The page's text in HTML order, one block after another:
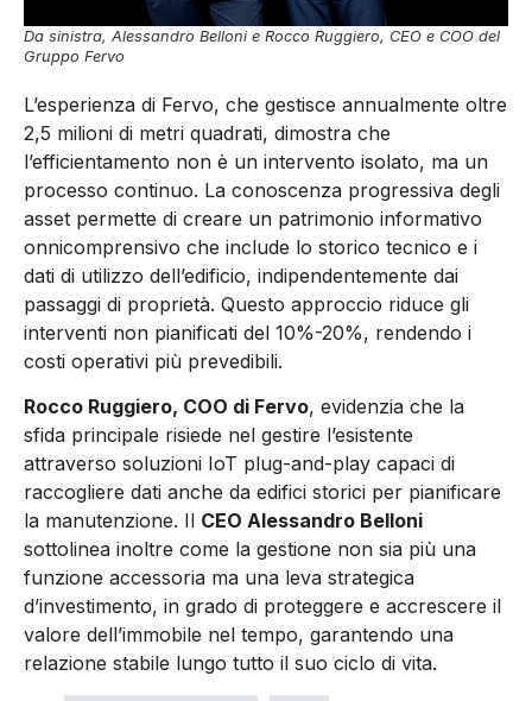
Da sinistra, Alessandro Belloni e Rocco Ruggiero, CEO e COO del
Gruppo Fervo
L’esperienza di Fervo, che gestisce annualmente oltre
2,5 milioni di metri quadrati, dimostra che
l’efficientamento non è un intervento isolato, ma un
processo continuo. La conoscenza progressiva degli
asset permette di creare un patrimonio informativo
onnicomprensivo che include lo storico tecnico e i
dati di utilizzo dell’edificio, indipendentemente dai
passaggi di proprietà. Questo approccio riduce gli
interventi non pianificati del 10%-20%, rendendo i
costi operativi più prevedibili.
Rocco Ruggiero, COO di Fervo, evidenzia che la
sfida principale risiede nel gestire l’esistente
attraverso soluzioni IoT plug-and-play capaci di
raccogliere dati anche da edifici storici per pianificare
la manutenzione. Il CEO Alessandro Belloni
sottolinea inoltre come la gestione non sia più una
funzione accessoria ma una leva strategica
d’investimento, in grado di proteggere e accrescere il
valore dell’immobile nel tempo, garantendo una
relazione stabile lungo tutto il suo ciclo di vita.